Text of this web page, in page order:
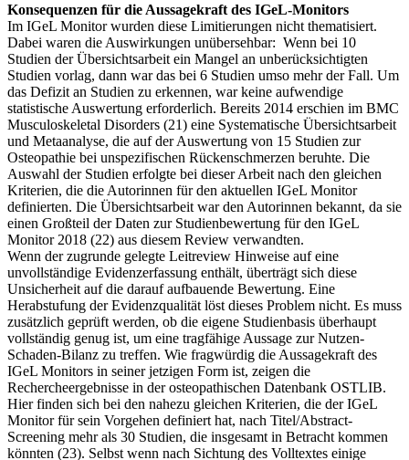
Konsequenzen für die Aussagekraft des IGeL-Monitors
Im IGeL Monitor wurden diese Limitierungen nicht thematisiert.
Dabei waren die Auswirkungen unübersehbar: Wenn bei 10
Studien der Übersichtsarbeit ein Mangel an unberücksichtigten
Studien vorlag, dann war das bei 6 Studien umso mehr der Fall. Um
das Defizit an Studien zu erkennen, war keine aufwendige
statistische Auswertung erforderlich. Bereits 2014 erschien im BMC
Musculoskeletal Disorders (21) eine Systematische Übersichtsarbeit
und Metaanalyse, die auf der Auswertung von 15 Studien zur
Osteopathie bei unspezifischen Rückenschmerzen beruhte. Die
Auswahl der Studien erfolgte bei dieser Arbeit nach den gleichen
Kriterien, die die Autorinnen für den aktuellen IGeL Monitor
definierten. Die Übersichtsarbeit war den Autorinnen bekannt, da sie
einen Großteil der Daten zur Studienbewertung für den IGeL
Monitor 2018 (22) aus diesem Review verwandten.
Wenn der zugrunde gelegte Leitreview Hinweise auf eine
unvollständige Evidenzerfassung enthält, überträgt sich diese
Unsicherheit auf die darauf aufbauende Bewertung. Eine
Herabstufung der Evidenzqualität löst dieses Problem nicht. Es muss
zusätzlich geprüft werden, ob die eigene Studienbasis überhaupt
vollständig genug ist, um eine tragfähige Aussage zur Nutzen-
Schaden-Bilanz zu treffen. Wie fragwürdig die Aussagekraft des
IGeL Monitors in seiner jetzigen Form ist, zeigen die
Rechercheergebnisse in der osteopathischen Datenbank OSTLIB.
Hier finden sich bei den nahezu gleichen Kriterien, die der IGeL
Monitor für sein Vorgehen definiert hat, nach Titel/Abstract-
Screening mehr als 30 Studien, die insgesamt in Betracht kommen
könnten (23). Selbst wenn nach Sichtung des Volltextes einige